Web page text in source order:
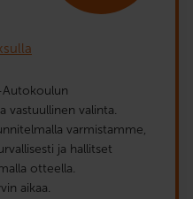
vastuullinen valinta.
varmistamme,
ja hallitset
otteella.
aikaa.